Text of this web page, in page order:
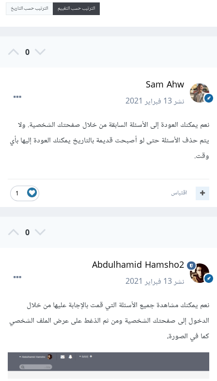
الترتيب حسب التقييم الترتيب حسب التاريخ
0
Sam Ahw
نشر13 فبراير 2021
نعم يمكنك العودة إلى الأسئلة السابقة من خلال صفحتك الشخصية. ولا
يتم حذف الأسئلة حتى لو أصبحت قديمة بالتاريخ يمكنك العودة إليها بأي
وقت.
1 اقتباس
0
Abdulhamid Hamsho2
نشر13 فبراير 2021
نعم يمكنك مشاهدة جميع الأسئلة التي قمت بالإجابة عليها من خلال
الدخول إلى صفحتك الشخصية ومن ثم الذغط على عرض الملف الشخصي
كما في الصورة،